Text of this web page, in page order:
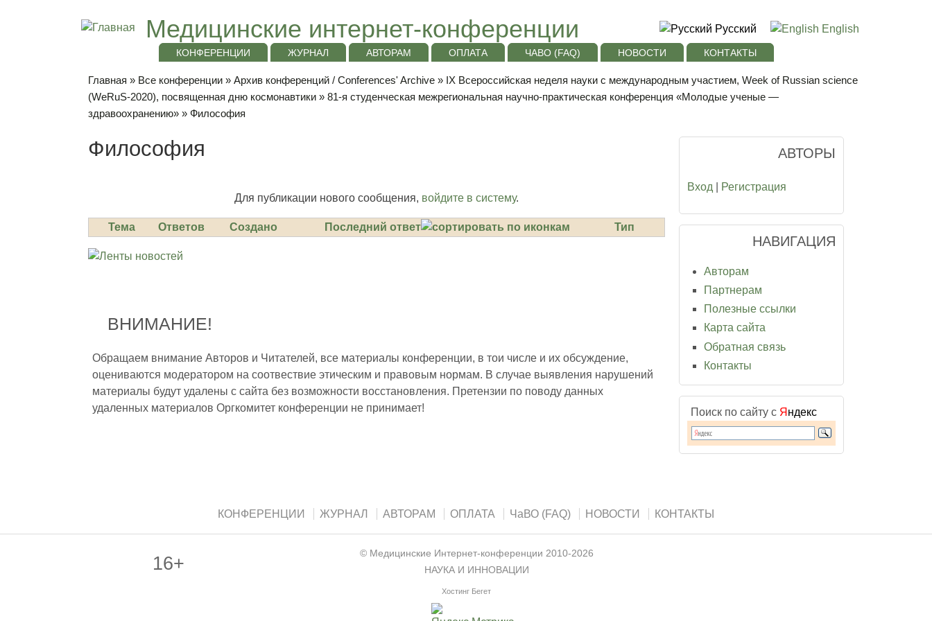
Медицинские интернет-конференции Русский English
КОНФЕРЕНЦИИ ЖУРНАЛ АВТОРАМ ОПЛАТА ЧАВО (FAQ) НОВОСТИ КОНТАКТЫ
Главная » Все конференции » Архив конференций / Conferences' Archive » IХ Всероссийская неделя науки с международным участием, Week of Russian science
(WeRuS-2020), посвященная дню космонавтики » 81-я студенческая межрегиональная научно-практическая конференция «Молодые ученые —
здравоохранению» » Философия
Философия
Для публикации нового сообщения, войдите в систему.
Тема Ответов Создано Последний ответ Тип
ВНИМАНИЕ!
Обращаем внимание Авторов и Читателей, все материалы конференции, в тои числе и их обсуждение,
оцениваются модератором на соотвествие этическим и правовым нормам. В случае выявления нарушений
материалы будут удалены с сайта без возможности восстановления. Претензии по поводу данных
удаленных материалов Оргкомитет конференции не принимает!
АВТОРЫ
Вход Регистрация
НАВИГАЦИЯ
Авторам
Партнерам
Полезные ссылки
Карта сайта
Обратная связь
Контакты
Поиск по сайту с Я ндекс
КОНФЕРЕНЦИИ ЖУРНАЛ АВТОРАМ ОПЛАТА ЧаВО (FAQ) НОВОСТИ КОНТАКТЫ
16+ © Медицинские Интернет-конференции 2010-2026
НАУКА И ИННОВАЦИИ
Хостинг Бегет